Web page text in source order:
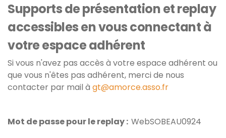
Supports de présentation et replay
accessibles en vous connectant à
votre espace adhérent
Si vous n'avez pas accès à votre espace adhérent ou
que vous n'êtes pas adhérent, merci de nous
contacter par mail à gt@amorce.asso.fr
Mot de passe pour le replay : WebSOBEAU0924